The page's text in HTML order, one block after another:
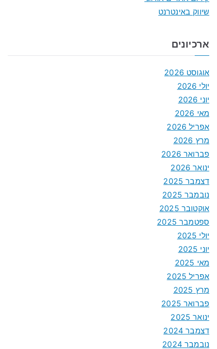
שיווק באינטרנט
ארכיונים
אוגוסט 2026
יולי 2026
יוני 2026
מאי 2026
אפריל 2026
מרץ 2026
פברואר 2026
ינואר 2026
דצמבר 2025
נובמבר 2025
אוקטובר 2025
ספטמבר 2025
יולי 2025
יוני 2025
מאי 2025
אפריל 2025
מרץ 2025
פברואר 2025
ינואר 2025
דצמבר 2024
נובמבר 2024